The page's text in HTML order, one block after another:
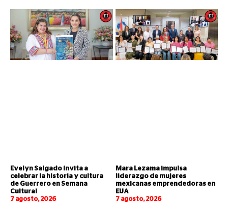
Evelyn Salgado invita a
celebrar la historia y cultura
de Guerrero en Semana
Cultural
7 agosto, 2026
Mara Lezama impulsa
liderazgo de mujeres
mexicanas emprendedoras en
EUA
7 agosto, 2026